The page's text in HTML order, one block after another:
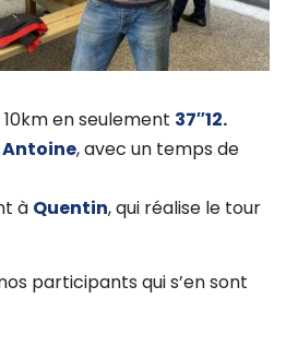
10km en seulement 37″12.
Antoine, avec un temps de
à Quentin, qui réalise le tour
participants qui s’en sont